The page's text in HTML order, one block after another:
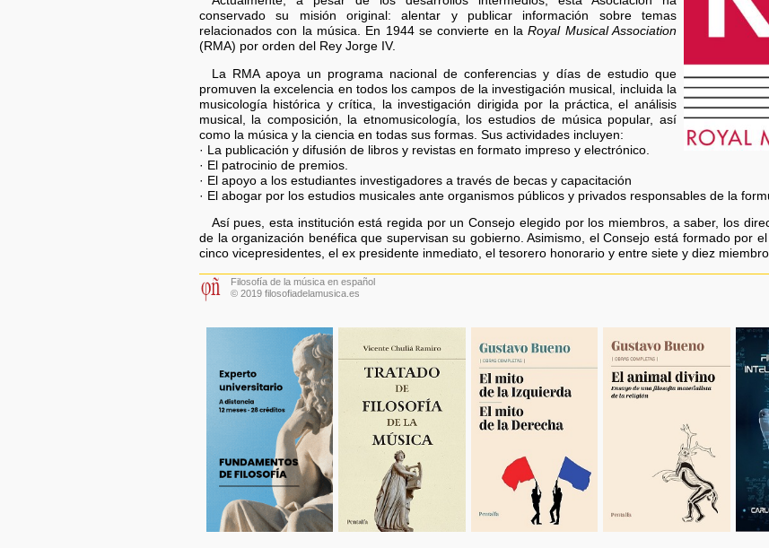
conservado su misión original: alentar y publicar información sobre temas
relacionados con la música. En 1944 se convierte en laRoyal Musical Association
(RMA) por orden del Rey Jorge IV.
La RMA apoya un programa nacional de conferencias y días de estudio que
promuven la excelencia en todos los campos de la investigación musical, incluida la
musicología histórica y crítica, la investigación dirigida por la práctica, el análisis
musical, la composición, la etnomusicología, los estudios de música popular, así
como la música y la ciencia en todas sus formas. Sus actividades incluyen:
· La publicación y difusión de libros y revistas en formato impreso y electrónico.
· El patrocinio de premios.
· El apoyo a los estudiantes investigadores a través de becas y capacitación
· El abogar por los estudios musicales ante organismos públicos y privados responsables de la
Así pues, esta institución está regida por un Consejo elegido por los miembros, a saber, los
de la organización benéfica que supervisan su gobierno. Asimismo, el Consejo está formado por
cinco vicepresidentes, el ex presidente inmediato, el tesorero honorario y entre siete y diez
Filosofía de la música en español
© 2019 filosofiadelamusica.es